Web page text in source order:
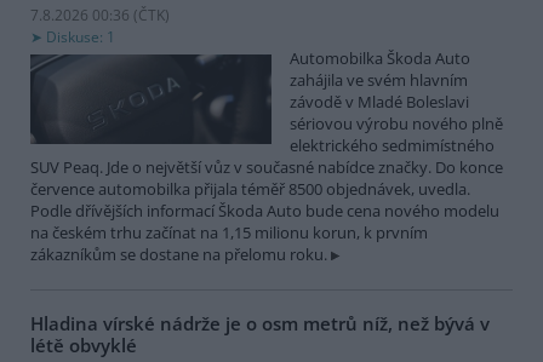
7.8.2026 00:36 (ČTK)
Diskuse: 1
Automobilka Škoda Auto
zahájila ve svém hlavním
závodě v Mladé Boleslavi
sériovou výrobu nového plně
elektrického sedmimístného
SUV Peaq. Jde o největší vůz v současné nabídce značky. Do konce
července automobilka přijala téměř 8500 objednávek, uvedla.
Podle dřívějších informací Škoda Auto bude cena nového modelu
na českém trhu začínat na 1,15 milionu korun, k prvním
zákazníkům se dostane na přelomu roku.
Hladina vírské nádrže je o osm metrů níž, než bývá v
létě obvyklé